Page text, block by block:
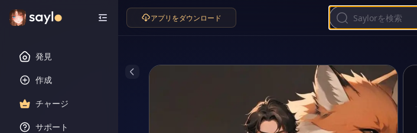
発見
作成
チャージ
サポート
アプリをダウンロード